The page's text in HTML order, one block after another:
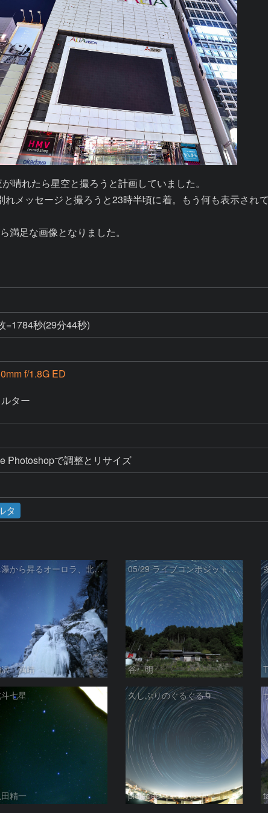
晴れたら星空と撮ろうと計画していました。
メッセージと撮ろうと23時半頃に着。もう何も表示さ
足な画像となりました。
=1784秒(29分44秒)
f/1.8G ED
ター
Photoshopで調整とリサイズ
タ
氷瀑から昇るオーロラ、北斗七星
沢 満晴
05/29 ライブコンポジット試写
谷 明
七星
精一
久しぶりのぐるぐる🌀
pleiades